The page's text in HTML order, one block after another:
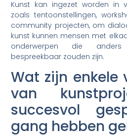
Kunst kan ingezet worden in
zoals tentoonstellingen,
community projecten, om
kunst kunnen mensen met
onderwerpen die
bespreekbaar zouden zijn.
Wat zijn enkele
van
succesvol
gang hebben